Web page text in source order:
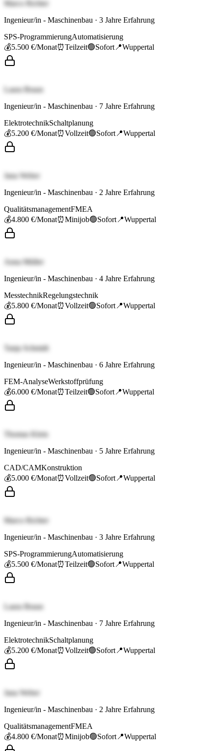
Marco Richter
Ingenieur/in - Maschinenbau · 3 Jahre Erfahrung
SPS-ProgrammierungAutomatisierung
💰5.500 €/Monat⏰Teilzeit🟢Sofort 📍Wuppertal
Laura Braun
Ingenieur/in - Maschinenbau · 7 Jahre Erfahrung
ElektrotechnikSchaltplanung
💰5.200 €/Monat⏰Vollzeit🟢Sofort 📍Wuppertal
Jana Weber
Ingenieur/in - Maschinenbau · 2 Jahre Erfahrung
QualitätsmanagementFMEA
💰4.800 €/Monat⏰Minijob🟢Sofort 📍Wuppertal
Anna Müller
Ingenieur/in - Maschinenbau · 4 Jahre Erfahrung
MesstechnikRegelungstechnik
💰5.800 €/Monat⏰Vollzeit🟢Sofort 📍Wuppertal
Tanja Schmidt
Ingenieur/in - Maschinenbau · 6 Jahre Erfahrung
FEM-AnalyseWerkstoffprüfung
💰6.000 €/Monat⏰Teilzeit🟢Sofort 📍Wuppertal
Thomas Klein
Ingenieur/in - Maschinenbau · 5 Jahre Erfahrung
CAD/CAMKonstruktion
💰5.000 €/Monat⏰Vollzeit🟢Sofort 📍Wuppertal
Marco Richter
Ingenieur/in - Maschinenbau · 3 Jahre Erfahrung
SPS-ProgrammierungAutomatisierung
💰5.500 €/Monat⏰Teilzeit🟢Sofort 📍Wuppertal
Laura Braun
Ingenieur/in - Maschinenbau · 7 Jahre Erfahrung
ElektrotechnikSchaltplanung
💰5.200 €/Monat⏰Vollzeit🟢Sofort 📍Wuppertal
Jana Weber
Ingenieur/in - Maschinenbau · 2 Jahre Erfahrung
QualitätsmanagementFMEA
💰4.800 €/Monat⏰Minijob🟢Sofort 📍Wuppertal